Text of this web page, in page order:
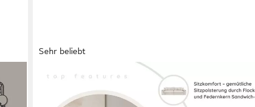
Sehr beliebt
OTTO HOME
Big-Sofa Soft&Cosy XL, B: 246 cm - OTTO. Verlässliche
Qualität., Mega-Sofa, Cord oder Chenille-Struktur, mit